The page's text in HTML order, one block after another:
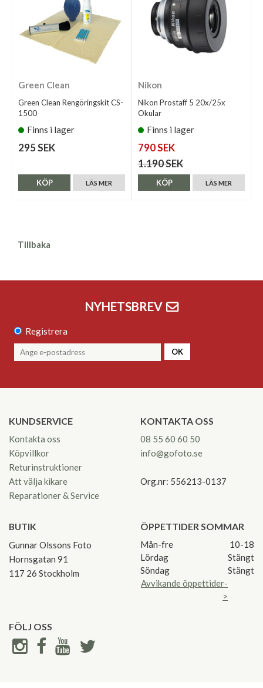
Green Clean
Green Clean Rengöringskit CS-
1500
Finns i lager
295 SEK
LÄS MER
KÖP
Nikon
Nikon Prostaff 5 20x/25x
Okular
Finns i lager
790 SEK
1.190 SEK
LÄS MER
KÖP
Tillbaka
NYHETSBREV
Registrera
OK
KUNDSERVICE
Kontakta oss
Köpvillkor
Returinstruktioner
Att välja kikare
Reparationer & Service
KONTAKTA OSS
08 55 60 60 50
info@gofoto.se
Org.nr: 556213-0137
BUTIK
Gunnar Olssons Foto
Hornsgatan 91
117 26 Stockholm
ÖPPETTIDER SOMMAR
Mån-fre
10-18
Lördag
Stängt
Söndag
Stängt
Avvikande öppettider-
>
FÖLJ OSS